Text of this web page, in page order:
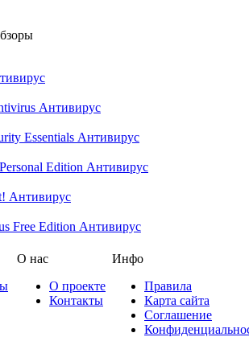
Антивирус
Essentials Антивирус
Edition Антивирус
Антивирус
Free Edition Антивирус
О нас
О проекте
Контакты
Инфо
Правила
Карта сайта
Соглашение